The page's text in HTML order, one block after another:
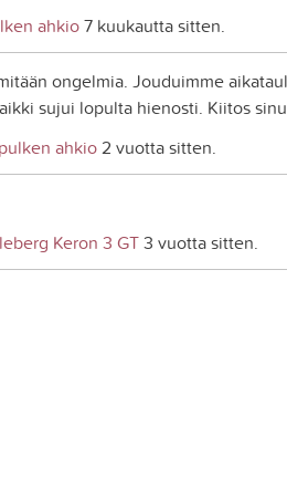
ahkio7 kuukautta sitten.
ongelmia. Jouduimme
sujui lopulta hienosti. Kiitos
ahkio2 vuotta sitten.
Keron 3 GT3 vuotta sitten.